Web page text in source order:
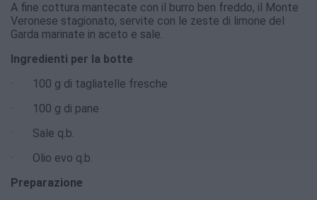
A fine cottura mantecate con il burro ben freddo, il Monte
Veronese stagionato, servite con le zeste di limone del
Garda marinate in aceto e sale.
Ingredienti per la botte
· 100 g di tagliatelle fresche
· 100 g di pane
· Sale q.b.
· Olio evo q.b.
Preparazione